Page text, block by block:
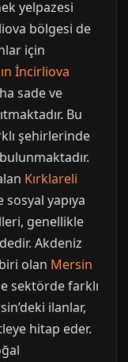
yelpazesi
bölgesi de
için
İncirliova
sade ve
Bu
şehirlerinde
Kırklareli
yapıya
genellikle
Akdeniz
olan Mersin
sektörde farklı
ilanlar,
hitap eder.